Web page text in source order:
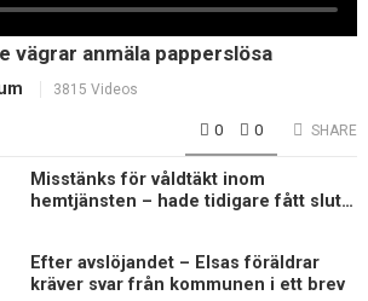
vägrar anmäla papperslösa
3815 Videos
0 0 SHARE
Misstänks för våldtäkt inom
hemtjänsten – hade tidigare fått sluta
Efter avslöjandet – Elsas föräldrar
kräver svar från kommunen i ett brev